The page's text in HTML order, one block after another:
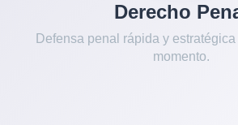
Derecho
Defensa penal rápida y
momento.